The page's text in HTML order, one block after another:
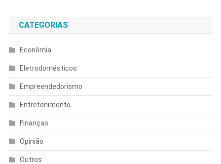
CATEGORIAS
Econômia
Eletrodomésticos
Empreendedorismo
Entretenimento
Finanças
Opinião
Outros